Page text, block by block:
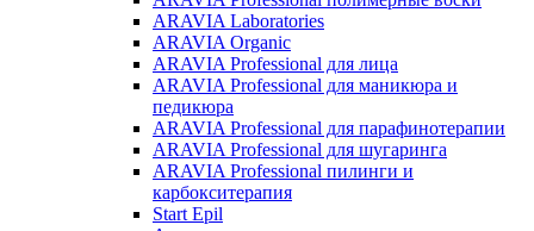
ARAVIA Laboratories
ARAVIA Organic
ARAVIA Professional для лица
ARAVIA Professional для маникюра и
педикюра
ARAVIA Professional для парафинотерапии
ARAVIA Professional для шугаринга
ARAVIA Professional пилинги и
карбокситерапия
Start Epil